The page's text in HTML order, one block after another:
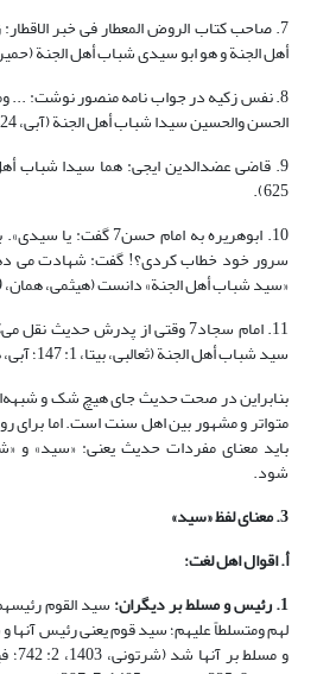
7. صاحب کتاب الروض المعطار فی خبر
أهل الجنة و هو ابو سیدی شباب أهل الجنة (حمیری، 1980، 1:
8. نفس زکیه در جواب نامه منصور نوشت: ...
الحسن والحسین سیدا شباب أهل الجنة (آبی، 1424، 1: 257).
625).
10. ابوهریره به امام
«سید شباب أهل الجنة» دانست (هیثمی، همان، 9: 178).
11. امام سجاد7 وقتی از پدرش
سید شباب أهل الجنة (ثعالبی، بی‏تا، 1: 147؛ آبی، همان، 1: 251).
بنابراین در صحت حدیث جای هیچ شک و
متواتر و مشهور بین اهل سنت است. اما
باید معنای مفردات حدیث یعنی: «سید» و
شود.
3. معنای لفظ «سید»
أ. اقوال اهل لغت:
1. رئیس و مسلط بر دیگران:
سید القوم
لهم ومتسلطاً علیهم؛ سید قوم یعنی رئیس آنها